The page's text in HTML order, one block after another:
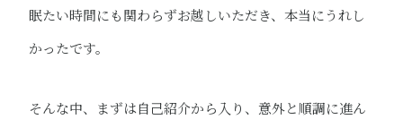
眠たい時間にも関わらずお越しいただき、本当にうれし
かったです。
そんな中、まずは自己紹介から入り、意外と順調に進ん